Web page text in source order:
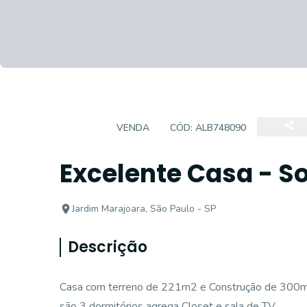
VENDA CÓD: ALB748090
Excelente Casa -
Jardim Marajoara, São Paulo - SP
Descrição
Casa com terreno de 221m2 e Construção de